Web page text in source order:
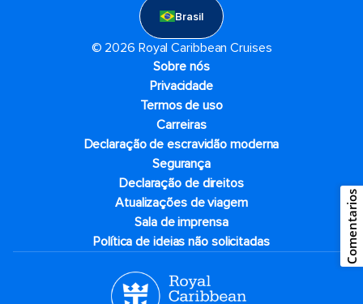
Brasil
© 2026 Royal Caribbean Cruises
Sobre nós
Privacidade
Termos de uso
Carreiras
Declaração de escravidão moderna
Segurança
Declaração de direitos
Atualizações de viagem
Sala de imprensa
Política de ideias não solicitadas
Comentarios